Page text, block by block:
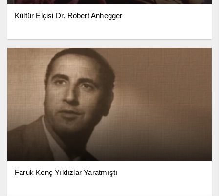
Kültür Elçisi Dr. Robert Anhegger
Faruk Kenç Yıldızlar Yaratmıştı